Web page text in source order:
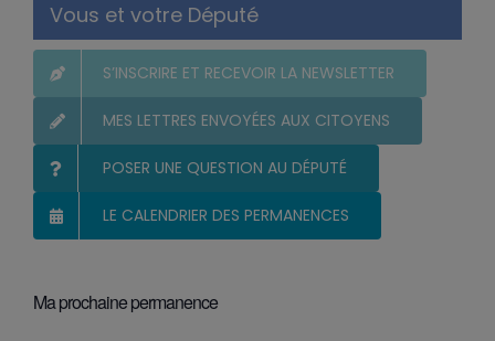
Vous et votre Député
S’INSCRIRE ET RECEVOIR LA NEWSLETTER
MES LETTRES ENVOYÉES AUX CITOYENS
POSER UNE QUESTION AU DÉPUTÉ
LE CALENDRIER DES PERMANENCES
Ma prochaine permanence